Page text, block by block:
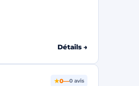
Détails →
★0—0 avis